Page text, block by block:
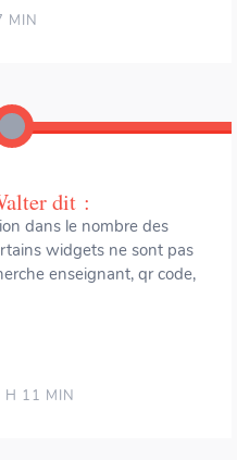
MIN
dit :
dans le nombre des
widgets ne sont pas
enseignant, qr code,
11 MIN